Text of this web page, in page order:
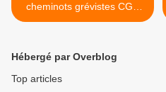
cheminots grévistes CGT
72
Hébergé par Overblog
Top articles